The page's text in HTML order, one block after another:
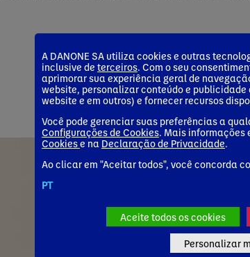
Como
A DANONE SA utiliza cookies e outras
inclusive de terceiros. Com o seu
aprimorar sua experiência geral de
website, personalizar conteúdo e publicidade
website e em outros) e fornecer recursos
Você pode gerenciar suas preferências a
Configurações de Cookies. Mais informações
Cookiese na Declaração de Privacidade.
Ao clicar em "Aceitar todos", você concorda
PT
Aceite todos os cookies
Personalizar